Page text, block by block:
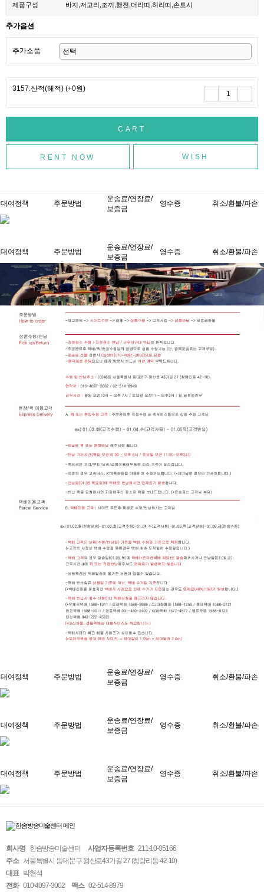
제품구성 바지,저고리,조끼,행전,머리띠,허리띠,손토시
추가옵션
추가소품
3157.산적(해적) (+0원)
WISH
대여정책 주문방법
운송료/연장료/
보증금
영수증 취소/환불/파손
대여정책 주문방법
운송료/연장료/
보증금
영수증 취소/환불/파손
대여정책 주문방법
운송료/연장료/
보증금
영수증 취소/환불/파손
대여정책 주문방법
운송료/연장료/
보증금
영수증 취소/환불/파손
대여정책 주문방법
운송료/연장료/
보증금
영수증 취소/환불/파손
회사명 한솜방송미술센터 사업자 등록번호 211-10-05166
주소 서울특별시 동대문구 왕산로43가길 27 (청량리동 42-10)
대표 박현석
전화 010-4097-3002 팩스 02-514-8979